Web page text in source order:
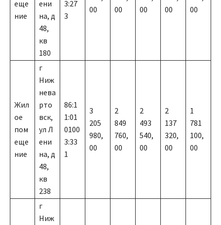
еще
ние
ени
на, д
48,
кв
180
3:27
3
00
00
00
00
00
Жил
ое
пом
еще
ние
г
Ниж
нева
рто
вск,
ул Л
ени
на, д
48,
кв
238
86:1
1:01
0100
3:33
1
3
205
980,
00
2
849
760,
00
2
493
540,
00
2
137
320,
00
1
781
100,
00
г
Ниж